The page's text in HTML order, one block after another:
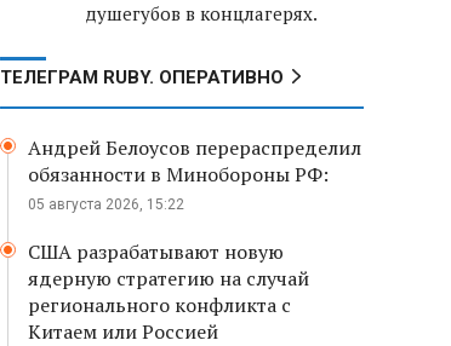
душегубов в концлагерях.
ТЕЛЕГРАМ RUBY. ОПЕРАТИВНО
Андрей Белоусов перераспределил
обязанности в Минобороны РФ:
05 августа 2026, 15:22
США разрабатывают новую
ядерную стратегию на случай
регионального конфликта с
Китаем или Россией